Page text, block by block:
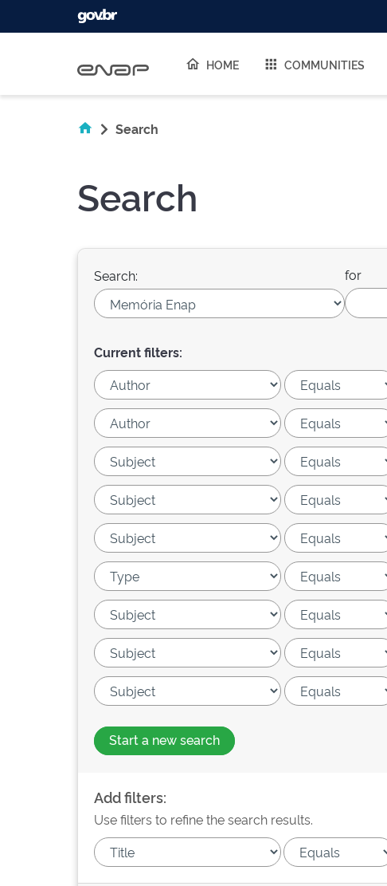
HOME COMMUNITIES
Search
Search
Search: for
Current filters:
Start a new search
Add filters:
Use filters to refine the search results.